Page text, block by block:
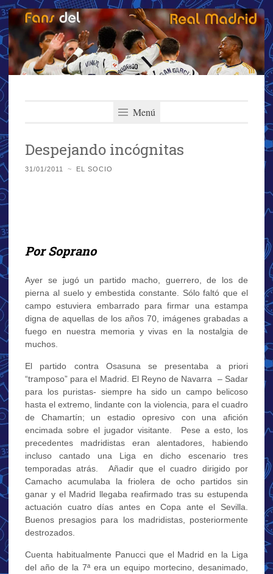
Menú
Despejando incógnitas
31/01/2011 ~ EL SOCIO
Por Soprano
Ayer se jugó un partido macho, guerrero, de los de
pierna al suelo y embestida constante. Sólo faltó que el
campo estuviera embarrado para firmar una estampa
digna de aquellas de los años 70, imágenes grabadas a
fuego en nuestra memoria y vivas en la nostalgia de
muchos.
El partido contra Osasuna se presentaba a priori
“tramposo” para el Madrid. El Reyno de Navarra – Sadar
para los puristas- siempre ha sido un campo belicoso
hasta el extremo, lindante con la violencia, para el cuadro
de Chamartín; un estadio opresivo con una afición
encimada sobre el jugador visitante. Pese a esto, los
precedentes madridistas eran alentadores, habiendo
incluso cantado una Liga en dicho escenario tres
temporadas atrás. Añadir que el cuadro dirigido por
Camacho acumulaba la friolera de ocho partidos sin
ganar y el Madrid llegaba reafirmado tras su estupenda
actuación cuatro días antes en Copa ante el Sevilla.
Buenos presagios para los madridistas, posteriormente
destrozados.
Cuenta habitualmente Panucci que el Madrid en la Liga
del año de la 7ª era un equipo mortecino, desanimado,